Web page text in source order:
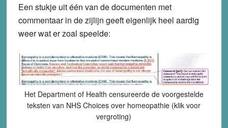
Een stukje uit één van de documenten met
commentaar in de zijlijn geeft eigenlijk heel aardig
weer wat er zoal speelde:
Het Department of Health censureerde de voorgestelde
teksten van NHS Choices over homeopathie (klik voor
vergroting)